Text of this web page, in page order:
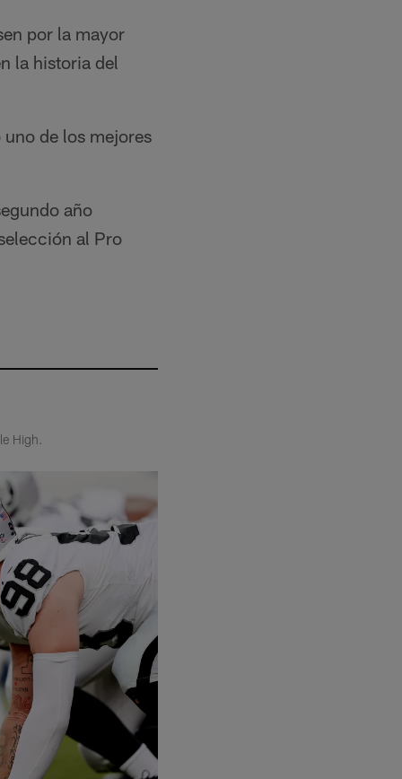
por la mayor
la historia del
de los mejores
año
al Pro
High.